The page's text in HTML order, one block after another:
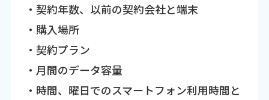
・契約年数、以前の契約会社と端末
・購入場所
・契約プラン
・月間のデータ容量
・時間、曜日でのスマートフォン利用時間と